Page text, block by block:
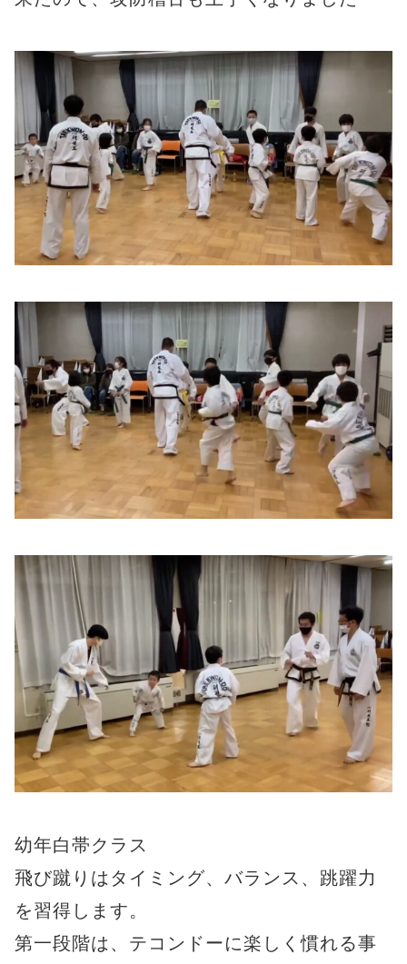
幼年白帯クラス
飛び蹴りはタイミング、バランス、跳躍力
を習得します。
第一段階は、テコンドーに楽しく慣れる事